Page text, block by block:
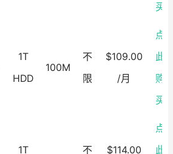
买
1T
HDD
100M
不
限
$109.00
/月
点
此
购
买
1T
不
$114.00
点
此